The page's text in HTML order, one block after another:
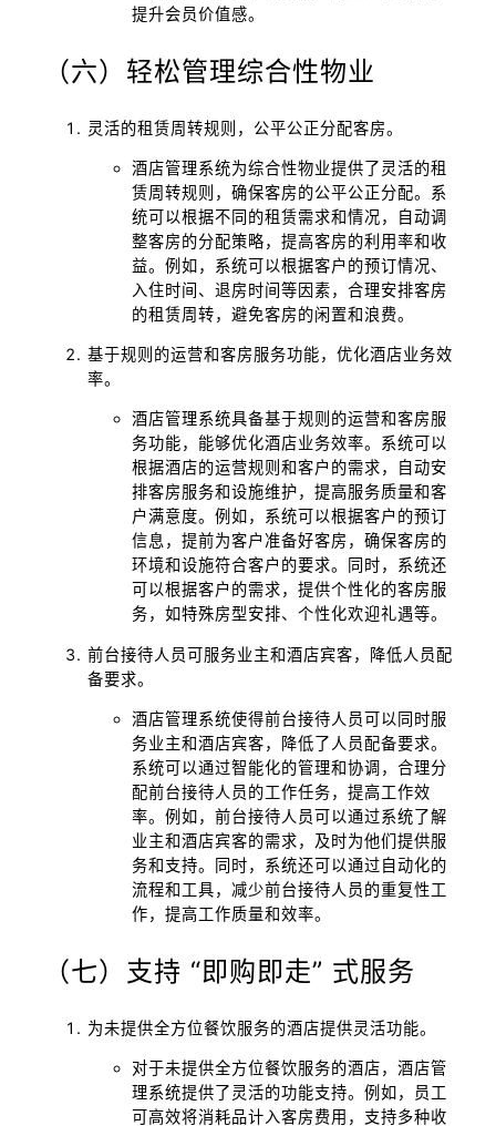
提升会员价值感。
（六）轻松管理综合性物业
灵活的租赁周转规则，公平公正分配客房。
酒店管理系统为综合性物业提供了灵活的租
赁周转规则，确保客房的公平公正分配。系
统可以根据不同的租赁需求和情况，自动调
整客房的分配策略，提高客房的利用率和收
益。例如，系统可以根据客户的预订情况、
入住时间、退房时间等因素，合理安排客房
的租赁周转，避免客房的闲置和浪费。
基于规则的运营和客房服务功能，优化酒店业务效
率。
酒店管理系统具备基于规则的运营和客房服
务功能，能够优化酒店业务效率。系统可以
根据酒店的运营规则和客户的需求，自动安
排客房服务和设施维护，提高服务质量和客
户满意度。例如，系统可以根据客户的预订
信息，提前为客户准备好客房，确保客房的
环境和设施符合客户的要求。同时，系统还
可以根据客户的需求，提供个性化的客房服
务，如特殊房型安排、个性化欢迎礼遇等。
前台接待人员可服务业主和酒店宾客，降低人员配
备要求。
酒店管理系统使得前台接待人员可以同时服
务业主和酒店宾客，降低了人员配备要求。
系统可以通过智能化的管理和协调，合理分
配前台接待人员的工作任务，提高工作效
率。例如，前台接待人员可以通过系统了解
业主和酒店宾客的需求，及时为他们提供服
务和支持。同时，系统还可以通过自动化的
流程和工具，减少前台接待人员的重复性工
作，提高工作质量和效率。
（七）支持 “即购即走” 式服务
为未提供全方位餐饮服务的酒店提供灵活功能。
对于未提供全方位餐饮服务的酒店，酒店管
理系统提供了灵活的功能支持。例如，员工
可高效将消耗品计入客房费用，支持多种收